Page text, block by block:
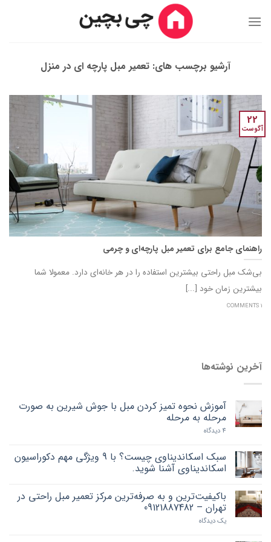
آرشیو برچسب های: تعمیر مبل پارچه ای در منزل
راهنمای جامع برای تعمیر مبل پارچه‌ای و چرمی
بی‌شک مبل راحتی بیشترین استفاده را در هر خانه‌ای دارد. معمولا شما
بیشترین زمان خود [...]
1 COMMENTS
22
آگوست
آخرین نوشته‌ها
آموزش نحوه تمیز کردن مبل با جوش شیرین به صورت
مرحله به مرحله
4 دیدگاه
سبک اسکاندیناوی چیست؟ با 9 ویژگی مهم دکوراسیون
اسکاندیناوی آشنا شوید.
باکیفیت‌ترین و به صرفه‌ترین مرکز تعمیر مبل راحتی در
تهران – 09121887482
یک دیدگاه